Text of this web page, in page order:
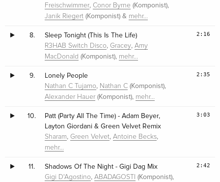
Freischwimmer, Conor Byrne (Komponist),
Janik Riegert (Komponist) & mehr…
8. Sleep Tonight (This Is The Life)
R3HAB Switch Disco, Gracey,Amy
MacDonald (Komponist), mehr…
2:16
9. Lonely People
Nathan C Tujamo, Nathan C (Komponist),
Alexander Hauer (Komponist), mehr…
2:35
10.
Patt (Party All The Time) - Adam Beyer,
Layton Giordani & Green Velvet Remix
Sharam, Green Velvet,Antoine Becks,
mehr…
3:03
11. Shadows Of The Night - Gigi Dag Mix
Gigi D'Agostino,ABADAGOSTI (Komponist),
2:42